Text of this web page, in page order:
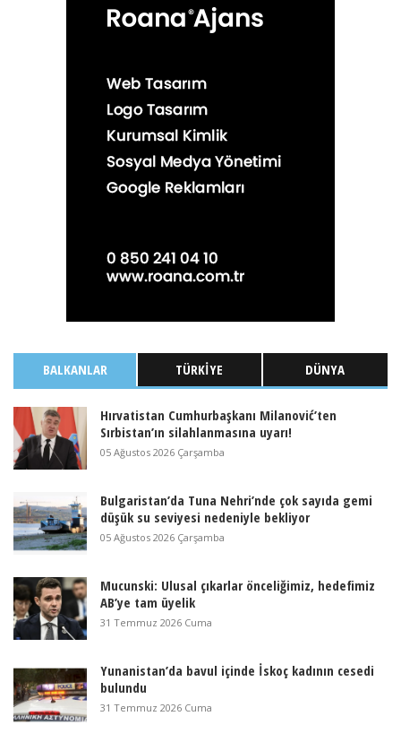
BALKANLAR TÜRKIYE DÜNYA
Hırvatistan Cumhurbaşkanı Milanović’ten
Sırbistan’ın silahlanmasına uyarı!
05 Ağustos 2026 Çarşamba
Bulgaristan’da Tuna Nehri’nde çok sayıda gemi
düşük su seviyesi nedeniyle bekliyor
05 Ağustos 2026 Çarşamba
Mucunski: Ulusal çıkarlar önceliğimiz, hedefimiz
AB’ye tam üyelik
31 Temmuz 2026 Cuma
Yunanistan’da bavul içinde İskoç kadının cesedi
bulundu
31 Temmuz 2026 Cuma